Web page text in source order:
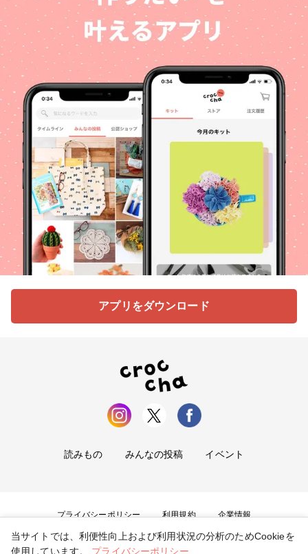
詳しくはショップ（カートマー
ク）の「モニター」をご覧くだ
さい！ 応募期間は5/5までとな
ります。皆様のご応募お待ちし
ております✨ #ホビーショー残
念企画 #ハンドメイド応援企画
#どこでもホビーショー #その
他のハンドメイド
アプリをダウンロード
読みもの みんなの投稿 イベント
プライバシーポリシー 利用規約 企業情報
お問い合わせ
当サイトでは、利便性向上および利用状況の分析のためCookieを
使用しています。
プライバシーポリシー